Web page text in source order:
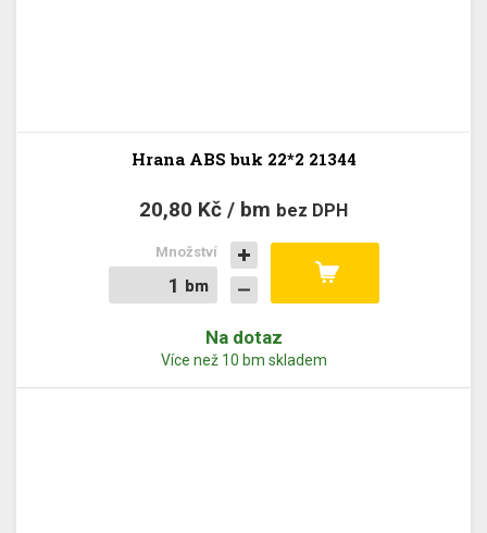
Hrana ABS buk 22*2 21344
20,80 Kč / bm bez DPH
bm
bm
Množství
Na dotaz
Více než 10 bm skladem